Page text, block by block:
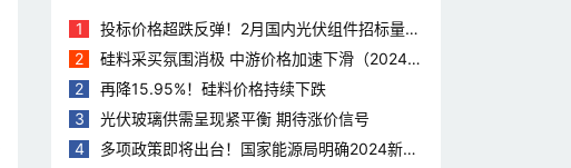
1
投标价格超跌反弹！2月国内光伏组件招标量下
滑35.5%
2
硅料采买氛围消极 中游价格加速下滑（2024.
3.28）
2
再降15.95%！硅料价格持续下跌
3
光伏玻璃供需呈现紧平衡 期待涨价信号
4
多项政策即将出台！国家能源局明确2024新能